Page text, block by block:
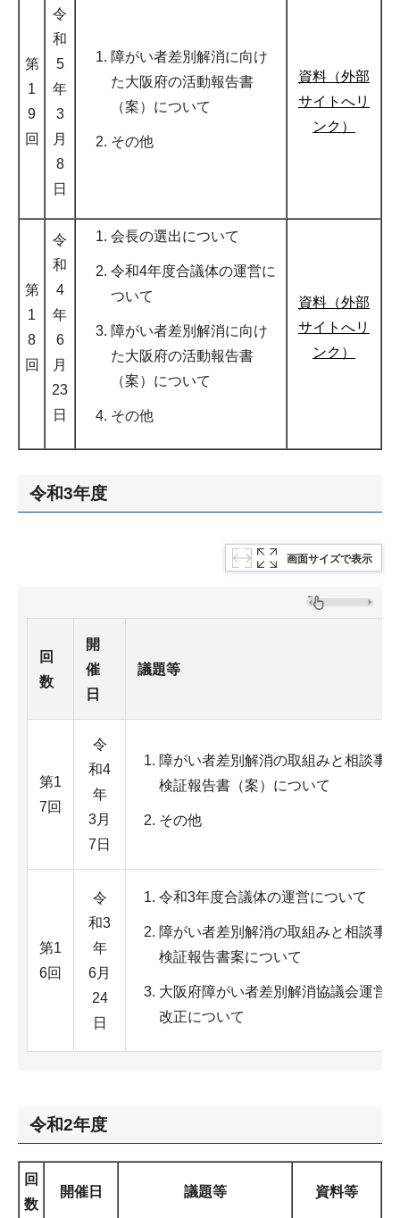
第
1
9
回
令
和
5
年
3
月
8
日
障がい者差別解消に向け
た大阪府の活動報告書
（案）について
その他
資料（外部
サイトへリ
ンク）
第
1
8
回
令
和
4
年
6
月
23
日
会長の選出について
令和4年度合議体の運営に
ついて
障がい者差別解消に向け
た大阪府の活動報告書
（案）について
その他
資料（外部
サイトへリ
ンク）
令和3年度
画面サイズで表示
回
数
開
催
日
議題等
第1
7回
令
和4
年
3月
7日
障がい者差別解消の取組みと相談事
検証報告書（案）について
その他
第1
6回
令
和3
年
6月
24
日
令和3年度合議体の運営について
障がい者差別解消の取組みと相談事
検証報告書案について
大阪府障がい者差別解消協議会運営
改正について
令和2年度
回
数
開催日 議題等 資料等